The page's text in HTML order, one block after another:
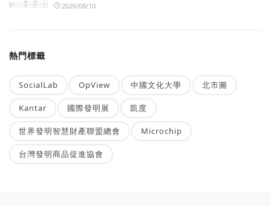
2026/08/10
熱門標籤
SocialLab OpView 中國文化大學 北市圖
Kantar 國際發明展 凱度
世界發明智慧財產聯盟總會 Microchip
台灣發明商品促進協會